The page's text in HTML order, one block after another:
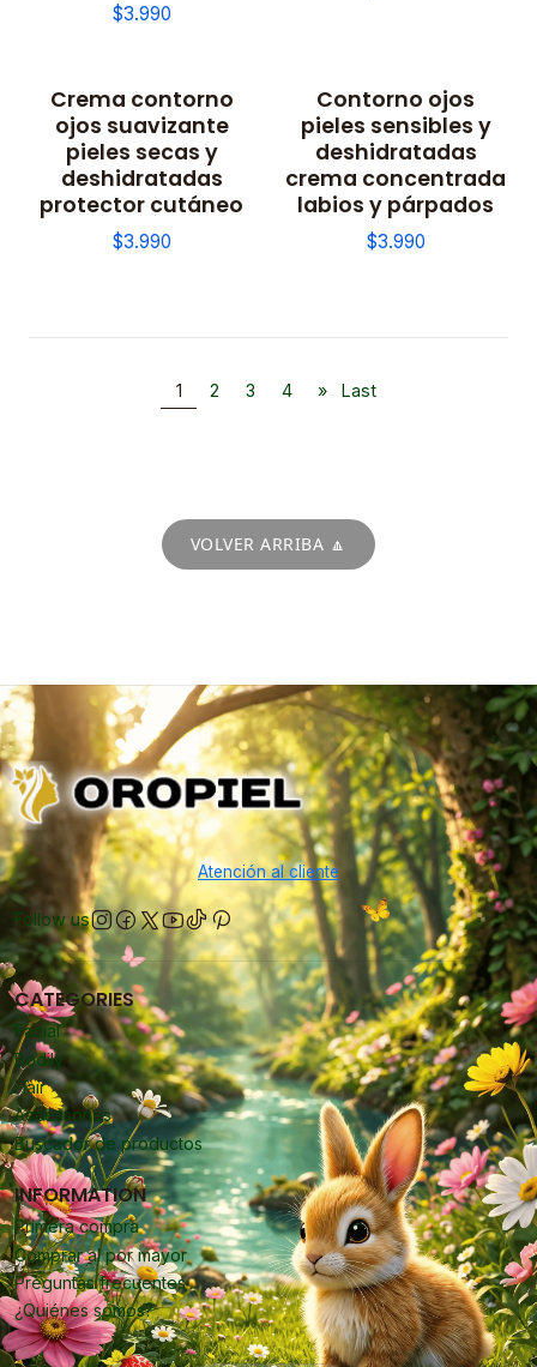
$3.990
Crema contorno
ojos suavizante
pieles secas y
deshidratadas
protector cutáneo
$3.990
Contorno ojos
pieles sensibles y
deshidratadas
crema concentrada
labios y párpados
$3.990
1 2 3 4 » Last
VOLVER ARRIBA 🔼
Atención al cliente
Follow us
CATEGORIES
Facial
Bodily
Hair
Accessories
Buscador de productos
INFORMATION
Primera compra
Comprar al por mayor
Preguntas frecuentes
¿Quiénes somos?